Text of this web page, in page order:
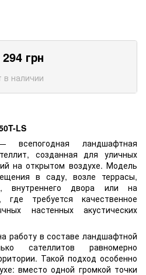
грн
в наличии
LS
всепогодная ландшафтная
созданная для уличных
на открытом воздухе. Модель
в саду, возле террасы,
внутреннего двора или на
где требуется качественное
настенных акустических
работу в составе ландшафтной
сателлитов равномерно
Такой подход особенно
вместо одной громкой точки